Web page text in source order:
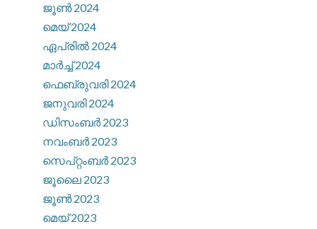
ജൂൺ 2024
മെയ്‌ 2024
ഏപ്രിൽ 2024
മാർച്ച്‌ 2024
ഫെബ്രുവരി 2024
ജനുവരി 2024
ഡിസംബർ 2023
നവംബർ 2023
സെപ്റ്റംബർ 2023
ജൂലൈ 2023
ജൂൺ 2023
മെയ്‌ 2023